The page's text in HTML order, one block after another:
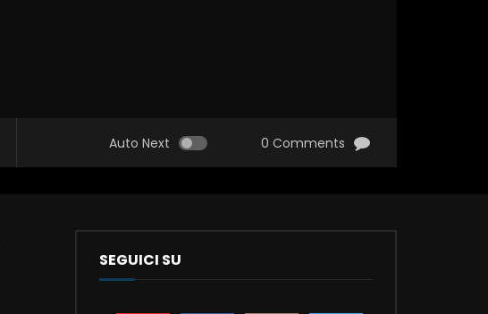
Auto Next 0 Comments
SEGUICI SU